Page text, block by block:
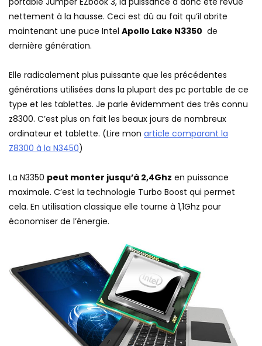
nettement à la hausse. Ceci est dû au fait qu’il abrite
maintenant une puce Intel Apollo Lake N3350 de
dernière génération.
Elle radicalement plus puissante que les précédentes
générations utilisées dans la plupart des pc portable de ce
type et les tablettes. Je parle évidemment des très connu
z8300. C’est plus on fait les beaux jours de nombreux
ordinateur et tablette. (Lire mon article comparant la
Z8300 à la N3450)
La N3350 peut monter jusqu’à 2,4Ghz en puissance
maximale. C’est la technologie Turbo Boost qui permet
cela. En utilisation classique elle tourne à 1,1Ghz pour
économiser de l’énergie.